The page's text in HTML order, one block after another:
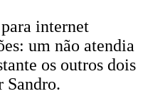
internet
um não atendia
os outros dois
Sandro.